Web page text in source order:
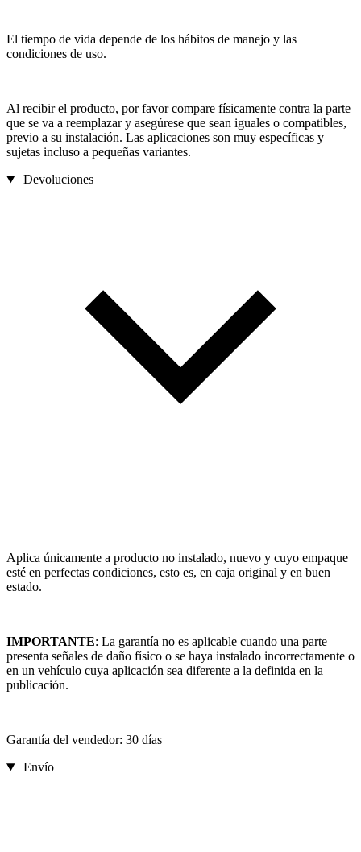
El tiempo de vida depende de los hábitos de manejo y las
condiciones de uso.
Al recibir el producto, por favor compare físicamente contra la parte
que se va a reemplazar y asegúrese que sean iguales o compatibles,
previo a su instalación. Las aplicaciones son muy específicas y
sujetas incluso a pequeñas variantes.
Devoluciones
Aplica únicamente a producto no instalado, nuevo y cuyo empaque
esté en perfectas condiciones, esto es, en caja original y en buen
estado.
IMPORTANTE: La garantía no es aplicable cuando una parte
presenta señales de daño físico o se haya instalado incorrectamente o
en un vehículo cuya aplicación sea diferente a la definida en la
publicación.
Garantía del vendedor: 30 días
Envío